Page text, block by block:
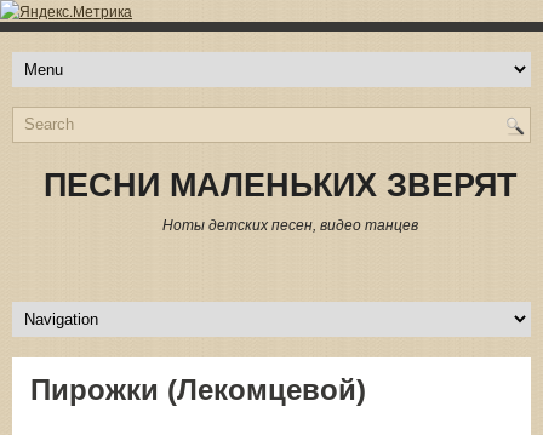
ПЕСНИ МАЛЕНЬКИХ ЗВЕРЯТ
Ноты детских песен, видео танцев
Пирожки (Лекомцевой)